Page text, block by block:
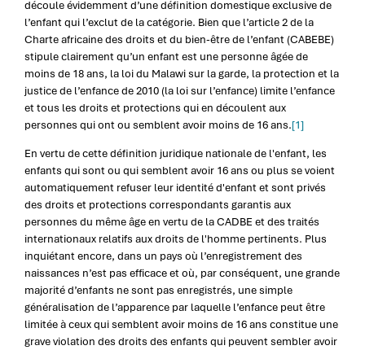
découle évidemment d’une définition domestique exclusive de
l’enfant qui l’exclut de la catégorie. Bien que l’article 2 de la
Charte africaine des droits et du bien-être de l’enfant (CABEBE)
stipule clairement qu’un enfant est une personne âgée de
moins de 18 ans, la loi du Malawi sur la garde, la protection et la
justice de l’enfance de 2010 (la loi sur l’enfance) limite l’enfance
et tous les droits et protections qui en découlent aux
personnes qui ont ou semblent avoir moins de 16 ans.[1]
En vertu de cette définition juridique nationale de l'enfant, les
enfants qui sont ou qui semblent avoir 16 ans ou plus se voient
automatiquement refuser leur identité d'enfant et sont privés
des droits et protections correspondants garantis aux
personnes du même âge en vertu de la CADBE et des traités
internationaux relatifs aux droits de l'homme pertinents. Plus
inquiétant encore, dans un pays où l’enregistrement des
naissances n’est pas efficace et où, par conséquent, une grande
majorité d’enfants ne sont pas enregistrés, une simple
généralisation de l’apparence par laquelle l’enfance peut être
limitée à ceux qui semblent avoir moins de 16 ans constitue une
grave violation des droits des enfants qui peuvent sembler avoir